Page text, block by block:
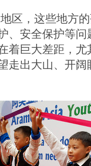
区，这些地方
、安全保护等
着巨大差距，
走出大山、开